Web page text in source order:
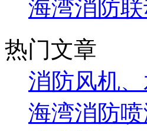
海湾消防
热门文章
消防风机
海湾消防